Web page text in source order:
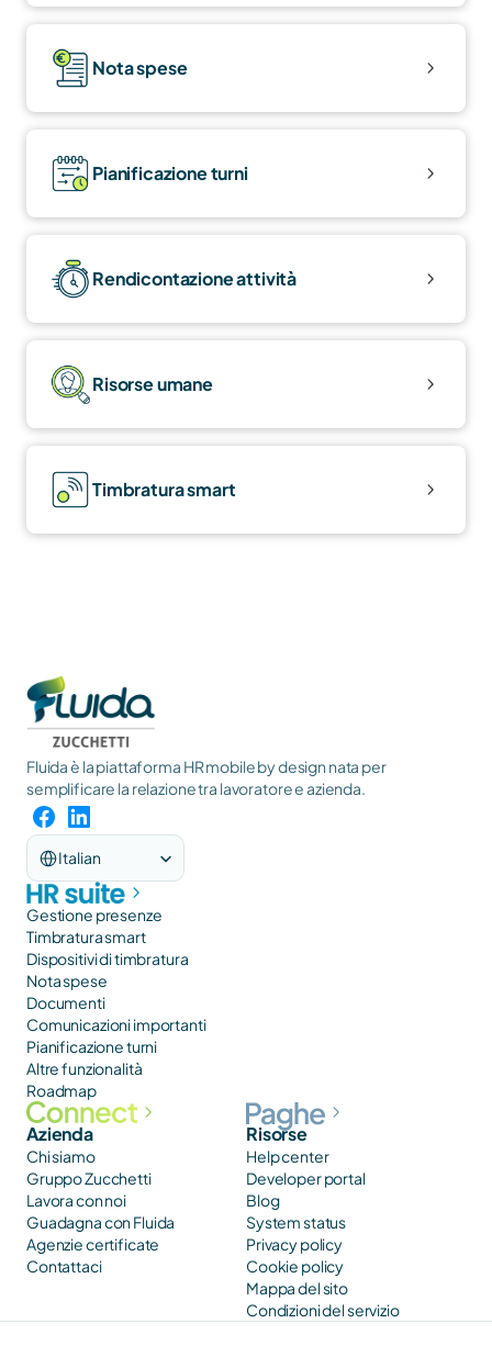
Nota spese
Pianificazione turni
Rendicontazione attività
Risorse umane
Timbratura smart
Fluida è la piattaforma HR mobile by design nata per
semplificare la relazione tra lavoratore e azienda.
Select Language
Italian
Gestione presenze
Timbratura smart
Dispositivi di timbratura
Nota spese
Documenti
Comunicazioni importanti
Pianificazione turni
Altre funzionalità
Roadmap
Azienda
Chi siamo
Gruppo Zucchetti
Lavora con noi
Guadagna con Fluida
Agenzie certificate
Contattaci
Risorse
Help center
Developer portal
Blog
System status
Privacy policy
Cookie policy
Mappa del sito
Condizioni del servizio